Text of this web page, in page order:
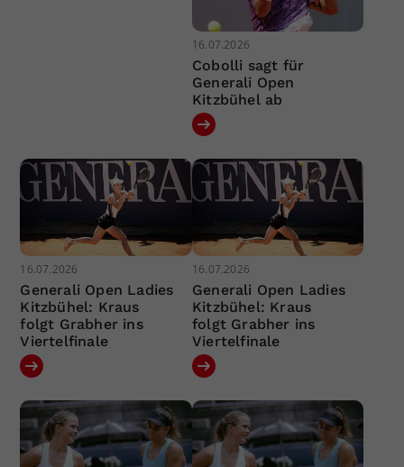
16.07.2026
Cobolli sagt für
Generali Open
Kitzbühel ab
16.07.2026
Generali Open Ladies
Kitzbühel: Kraus
folgt Grabher ins
Viertelfinale
16.07.2026
Generali Open Ladies
Kitzbühel: Kraus
folgt Grabher ins
Viertelfinale